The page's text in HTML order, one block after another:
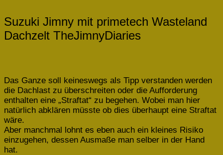
Suzuki Jimny mit primetech Wasteland
Dachzelt TheJimnyDiaries
Das Ganze soll keineswegs als Tipp verstanden werden
die Dachlast zu überschreiten oder die Aufforderung
enthalten eine „Straftat“ zu begehen. Wobei man hier
natürlich abklären müsste ob dies überhaupt eine Straftat
wäre.
Aber manchmal lohnt es eben auch ein kleines Risiko
einzugehen, dessen Ausmaße man selber in der Hand
hat.